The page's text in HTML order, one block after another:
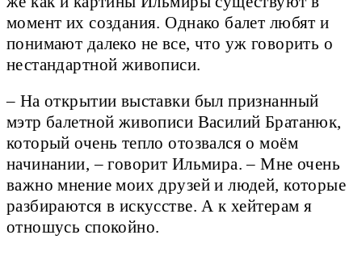
момент их создания. Однако балет любят и
понимают далеко не все, что уж говорить о
нестандартной живописи.
– На открытии выставки был признанный
мэтр балетной живописи Василий Братанюк,
который очень тепло отозвался о моём
начинании, – говорит Ильмира. – Мне очень
важно мнение моих друзей и людей, которые
разбираются в искусстве. А к хейтерам я
отношусь спокойно.